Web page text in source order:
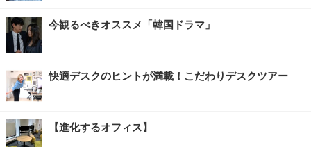
今観るべきオススメ「韓国ドラマ」
快適デスクのヒントが満載！こだわりデスクツアー
【進化するオフィス】